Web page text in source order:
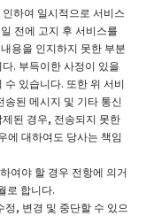
하여 일시적으로 서비스
전에 고지 후 서비스를
용을 인지하지 못한 부분
. 부득이한 사정이 있을
있습니다. 또한 위 서비
된 메시지 및 기타 통신
된 경우, 전송되지 못한
에 대하여도 당사는 책임
여야 할 경우 전항에 의거
로 합니다.
, 변경 및 중단할 수 있으